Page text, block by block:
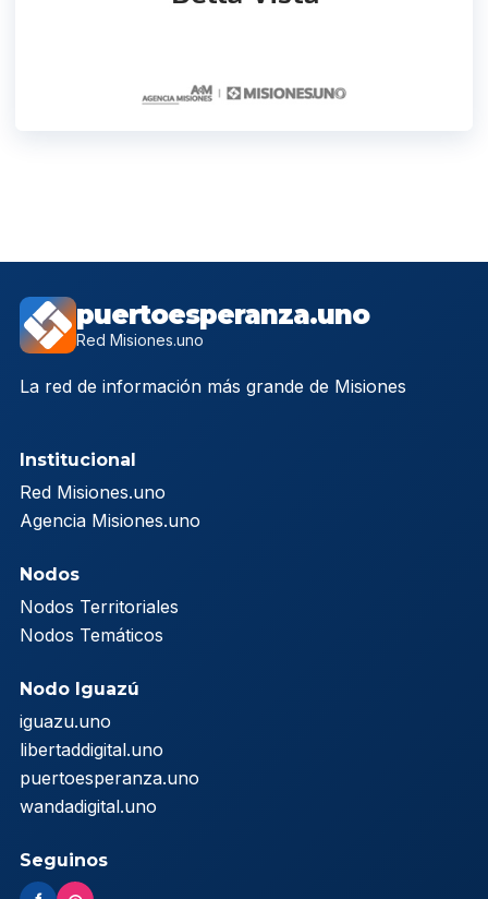
puertoesperanza.uno
Red Misiones.uno
La red de información más grande de Misiones
Institucional
Red Misiones.uno
Agencia Misiones.uno
Nodos
Nodos Territoriales
Nodos Temáticos
Nodo Iguazú
iguazu.uno
libertaddigital.uno
puertoesperanza.uno
wandadigital.uno
Seguinos